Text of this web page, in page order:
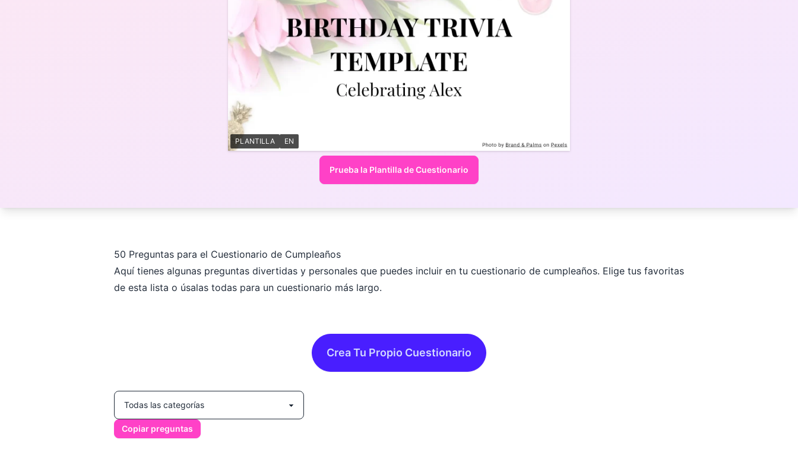
PLANTILLA EN
Prueba la Plantilla de Cuestionario
50 Preguntas para el Cuestionario de Cumpleaños
Aquí tienes algunas preguntas divertidas y personales que puedes incluir en tu cuestionario de cumpleaños. Elige tus favoritas
de esta lista o úsalas todas para un cuestionario más largo.
Crea Tu Propio Cuestionario
Copiar preguntas